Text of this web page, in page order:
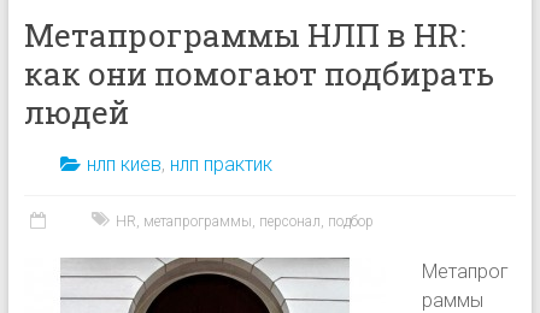
Метапрограммы НЛП в HR:
как они помогают подбирать
людей
нлп киев, нлп практик
HR, метапрограммы, персонал, подбор
Метапрог
раммы